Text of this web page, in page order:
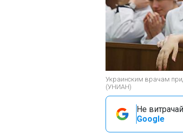
Украинским врачам
(УНИАН)
Не
Google